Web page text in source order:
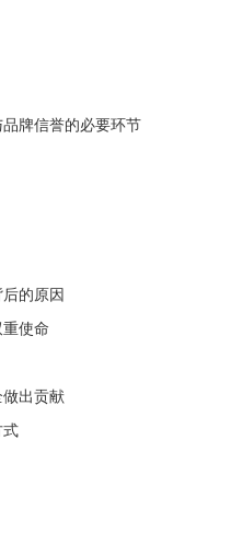
牌信誉的必要环节
的原因
使命
出贡献
式